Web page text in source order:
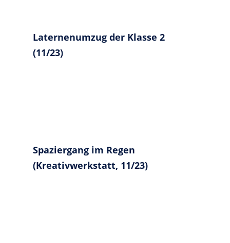
Laternenumzug der Klasse 2
(11/23)
Spaziergang im Regen
(Kreativwerkstatt, 11/23)